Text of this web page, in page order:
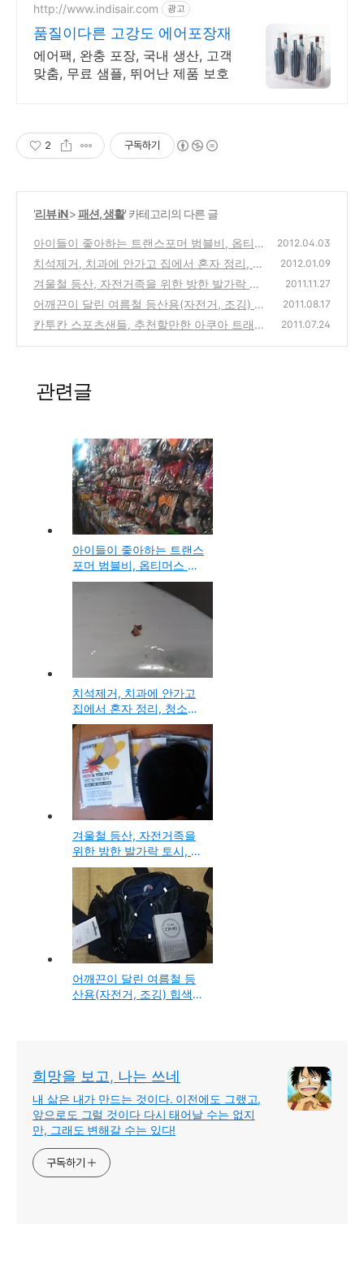
http://www.indisair.com 광고
품질이다른 고강도 에어포장재
에어팩, 완충 포장, 국내 생산, 고객
맞춤, 무료 샘플, 뛰어난 제품 보호
2 구독하기
'리뷰 iN>패션, 생활' 카테고리의 다른 글
아이들이 좋아하는 트랜스포머 범블비, 옵티머
스 플라스틱 가면, 남대문시장 파티상품가게에
서 구입
(0)
2012.04.03
치석제거, 치과에 안가고 집에서 혼자 정리, 청
소해본 뻘짓 방법
(8)
2012.01.09
겨울철 등산, 자전거족을 위한 방한 발가락 토
시, 방한풋커버(발싸개) 인터넷에서 구입 사용
기
(0)
2011.11.27
어깨끈이 달린 여름철 등산용(자전거, 조깅) 힙
색 바이칼 허리색 6L 가방 구입 사용기
(2)
2011.08.17
칸투칸 스포츠샌들, 추천할만한 아쿠아 트래킹
2011.07.24
관련글
아이들이 좋아하는 트랜스
포머 범블비, 옵티머스 플
라스틱 가면, 남대문시장
파티상품가게에서 구입
치석제거, 치과에 안가고
집에서 혼자 정리, 청소해
본 뻘짓 방법
겨울철 등산, 자전거족을
위한 방한 발가락 토시, 방
한풋커버(발싸개) 인터넷
에서 구입 사용기
어깨끈이 달린 여름철 등
산용(자전거, 조깅) 힙색
희망을 보고, 나는 쓰네
내 삶은 내가 만드는 것이다. 이전에도 그랬고,
앞으로도 그럴 것이다 다시 태어날 수는 없지
만, 그래도 변해갈 수는 있다!
구독하기